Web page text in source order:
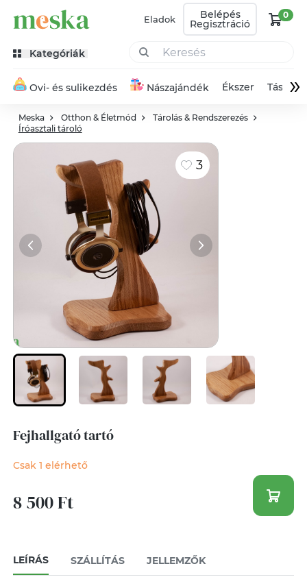
Eladok Belépés
Regisztráció
0
Kategóriák
Ovi- és sulikezdés Nászajándék Ékszer Táska»
Meska Otthon & Életmód
Tárolás & Rendszerezés
Íróasztali tároló
3
Fejhallgató tartó
Csak 1 elérhető
8 500 Ft
LEÍRÁS SZÁLLÍTÁS JELLEMZŐK